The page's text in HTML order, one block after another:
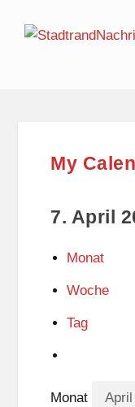
My
7. April
Monat
Woche
Tag
Monat